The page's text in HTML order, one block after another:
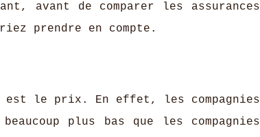
avant de comparer les assurances
prendre en compte.
est le prix. En effet, les compagnies
plus bas que les compagnies